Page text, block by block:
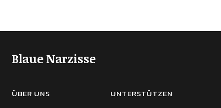
Blaue Narzisse
ÜBER UNS UNTERSTÜTZEN